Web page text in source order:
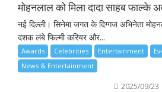
मोहनलाल को मिला दादा साहब फाल्के
नई दिल्ली। सिनेमा जगत के दिग्गज अभिनेता
दशक लंबे फिल्मी करियर और...
Awards Celebrities Entertainment
News & Entertainment
2025/09/23